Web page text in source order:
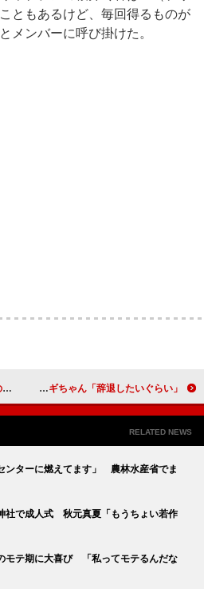
ともあるけど、毎回得るものが
メンバーに呼び掛けた。
スギちゃん、ＲＧら１２人が「Ｒ－１」決勝進出 スギちゃん「辞退したいぐらい」
RELATED NEWS
ンターに燃えてます」 農林水産省でま
社で成人式 秋元真夏「もうちょい若作
モテ期に大喜び 「私ってモテるんだな